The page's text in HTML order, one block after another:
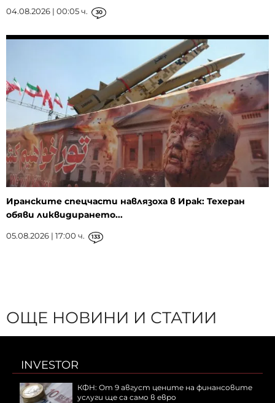
04.08.2026 | 00:05 ч. 30
Иранските спецчасти навлязоха в Ирак: Техеран
обяви ликвидирането...
05.08.2026 | 17:00 ч. 133
ОЩЕ НОВИНИ И СТАТИИ
INVESTOR
КФН: От 9 август цените на финансовите
услуги ще са само в евро